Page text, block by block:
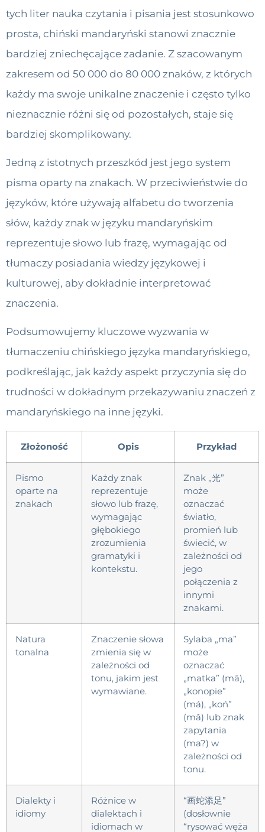
tych liter nauka czytania i pisania jest stosunkowo
prosta, chiński mandaryński stanowi znacznie
bardziej zniechęcające zadanie. Z szacowanym
zakresem od 50 000 do 80 000 znaków, z których
każdy ma swoje unikalne znaczenie i często tylko
nieznacznie różni się od pozostałych, staje się
bardziej skomplikowany.
Jedną z istotnych przeszkód jest jego system
pisma oparty na znakach. W przeciwieństwie do
języków, które używają alfabetu do tworzenia
słów, każdy znak w języku mandaryńskim
reprezentuje słowo lub frazę, wymagając od
tłumaczy posiadania wiedzy językowej i
kulturowej, aby dokładnie interpretować
znaczenia.
Podsumowujemy kluczowe wyzwania w
tłumaczeniu chińskiego języka mandaryńskiego,
podkreślając, jak każdy aspekt przyczynia się do
trudności w dokładnym przekazywaniu znaczeń z
mandaryńskiego na inne języki.
Złożoność Opis Przykład
Pismo
oparte na
znakach
Każdy znak
reprezentuje
słowo lub frazę,
wymagając
głębokiego
zrozumienia
gramatyki i
kontekstu.
Znak „光”
może
oznaczać
światło,
promień lub
świecić, w
zależności od
jego
połączenia z
innymi
znakami.
Natura
tonalna
Znaczenie słowa
zmienia się w
zależności od
tonu, jakim jest
wymawiane.
Sylaba „ma”
może
oznaczać
„matka” (mā),
„konopie”
(má), „koń”
(mǎ) lub znak
zapytania
(ma?) w
zależności od
tonu.
Dialekty i
idiomy
Różnice w
dialektach i
idiomach w
“画蛇添足”
(dosłownie
“rysować węża